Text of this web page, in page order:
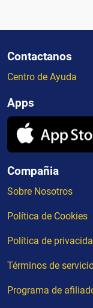
Contactanos
Centro de Ayuda
Apps
Compañia
Sobre Nosotros
Política de Cookies
Política de
Términos de
Programa de